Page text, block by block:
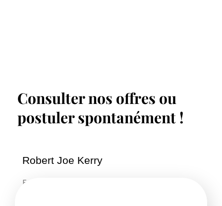
Consulter nos offres ou
postuler spontanément !
Robert Joe Kerry
Founder